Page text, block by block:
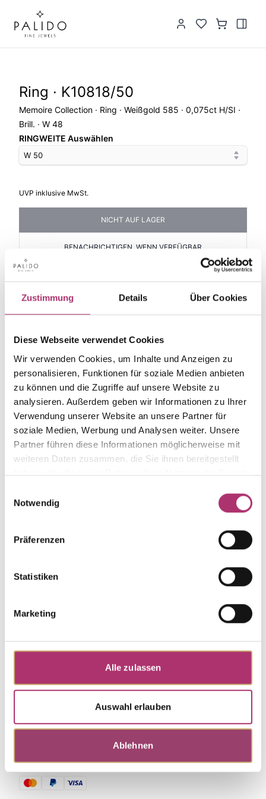
Zustimmung Details Über Cookies
Diese Webseite verwendet Cookies
Wir verwenden Cookies, um Inhalte und Anzeigen zu
personalisieren, Funktionen für soziale Medien anbieten
zu können und die Zugriffe auf unsere Website zu
analysieren. Außerdem geben wir Informationen zu Ihrer
Verwendung unserer Website an unsere Partner für
soziale Medien, Werbung und Analysen weiter. Unsere
Partner führen diese Informationen möglicherweise mit
weiteren Daten zusammen, die Sie ihnen bereitgestellt
haben oder die sie im Rahmen Ihrer Nutzung der Dienste
Notwendig
Präferenzen
Statistiken
Marketing
Alle zulassen
Auswahl erlauben
Ablehnen
Ring · K10818/50
Memoire Collection · Ring · Weißgold 585 · 0,075ct H/SI ·
Brill. · W 48
RINGWEITE Auswählen
W 50
UVP inklusive MwSt.
NICHT AUF LAGER
BENACHRICHTIGEN, WENN VERFÜGBAR
PRODUKTINFORMATIONEN PRODUKTBESCHREIBUNG
Gewicht
Laufnummer
EAN
9010595677670
Alternativ
-
Steinfarbe
weiß
Steinart
Diamant
Stein
Ringweite
Farbe
Feingehalt
Zahlungsmethoden